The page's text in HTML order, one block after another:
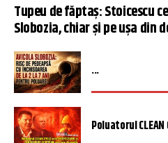
Tupeu de făptaș: Stoicescu
Slobozia, chiar și pe ușa din
...
Poluatorul